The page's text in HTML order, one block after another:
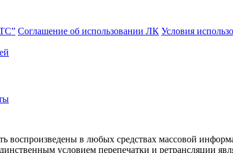
Соглашение об использовании ЛК Условия
в любых средствах массовой
условием перепечатки и ретрансляции